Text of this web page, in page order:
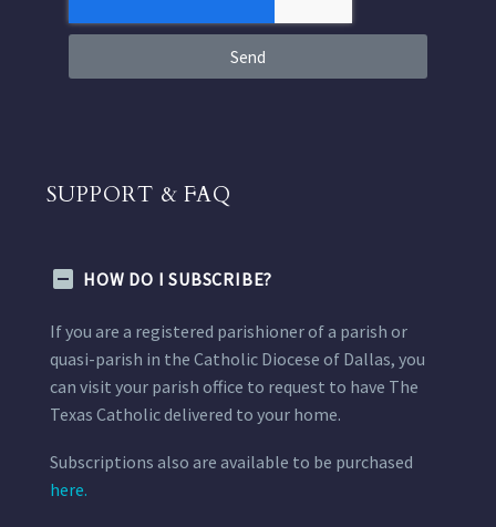
Send
SUPPORT & FAQ
HOW DO I SUBSCRIBE?
If you are a registered parishioner of a parish or
quasi-parish in the Catholic Diocese of Dallas, you
can visit your parish office to request to have The
Texas Catholic delivered to your home.
Subscriptions also are available to be purchased
here.